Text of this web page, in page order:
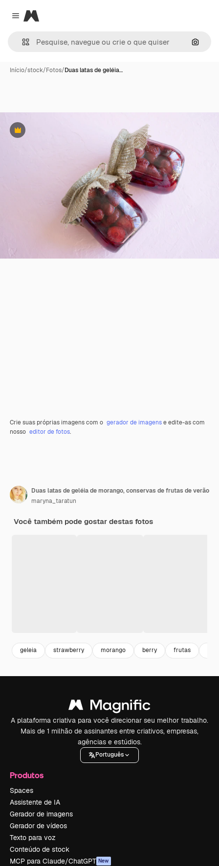
Close menu
Magnific
Início/stock/Fotos/Duas latas de geléia…
Premium
Crie suas próprias imagens com o gerador de imagense edite-as com
nosso editor de fotos.
Duas latas de geléia de morango, conservas de frutas de verão
maryna_taratun
Você também pode gostar destas fotos
geleia strawberry morango berry frutas
A plataforma criativa para você direcionar seu melhor trabalho.
Mais de 1 milhão de assinantes entre criativos, empresas,
agências e estúdios.
Português
Produtos
Spaces
Assistente de IA
Gerador de imagens
Gerador de vídeos
Texto para voz
Conteúdo de stock
MCP para Claude/ChatGPT New